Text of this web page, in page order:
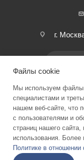
г.
2026 © Stomicom -
Файлы cookie
Мы используем файлы
специалистами и
нашем веб-сайте, что
с пользователями и
страниц нашего
использования.
Политике в